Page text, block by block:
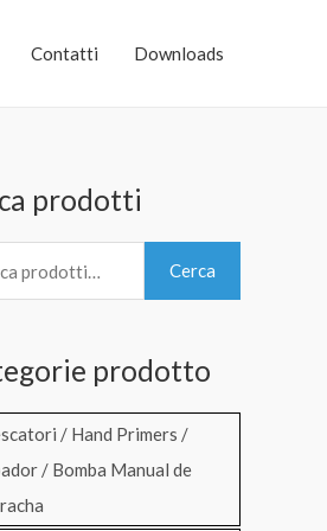
Contatti Downloads
prodotti
Cerca
prodotto
/ Hand Primers /
/ Bomba Manual de